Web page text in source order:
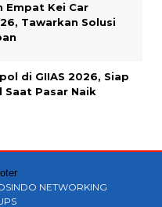
Empat Kei Car
Tawarkan Solusi
di GIIAS 2026, Siap
Pasar Naik
NETWORKING